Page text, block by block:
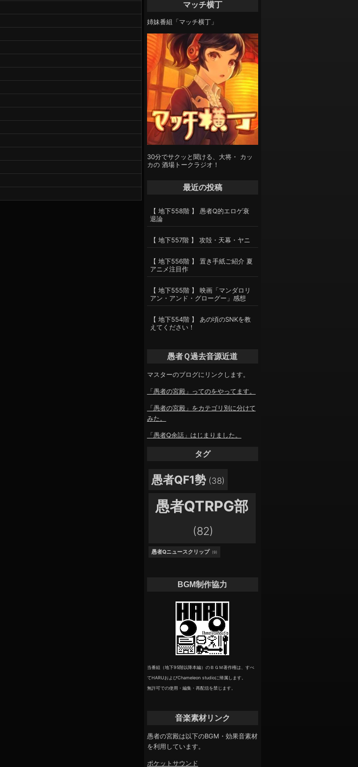
マッチ横丁
姉妹番組「マッチ横丁」
30分でサクッと聞ける、大将・ カッ
カの 酒場トークラジオ！
最近の投稿
【 地下558階 】 愚者Q的エロゲ衰
退論
【 地下557階 】 攻殻・天幕・ヤニ
【 地下556階 】 置き手紙ご紹介 夏
アニメ注目作
【 地下555階 】 映画「マンダロリ
アン・アンド・グローグー」感想
【 地下554階 】 あの頃のSNKを教
えてください！
愚者Ｑ過去音源近道
マスターのブログにリンクします。
「愚者の宮殿」ってのをやってます。
「愚者の宮殿」をカテゴリ別に分けて
みた。
「愚者Q余話」はじまりました。
タグ
愚者QF1勢 (38)
愚者QTRPG部
(82)
愚者Qニュースクリップ (9)
BGM制作協力
当番組（地下95階以降本編）のＢＧＭ著作権は、すべ
てHARUおよびChameleon studioに帰属します。
無許可での使用・編集・再配信を禁じます。
音楽素材リンク
愚者の宮殿は以下のBGM・効果音素材
を利用しています。
ポケットサウンド